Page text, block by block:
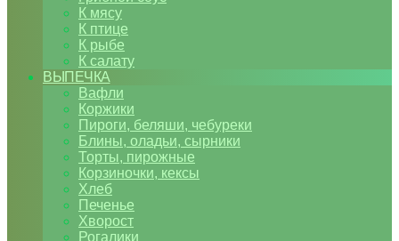
К мясу
К птице
К рыбе
К салату
ВЫПЕЧКА
Вафли
Коржики
Пироги, беляши, чебуреки
Блины, оладьи, сырники
Торты, пирожные
Корзиночки, кексы
Хлеб
Печенье
Хворост
Рогалики